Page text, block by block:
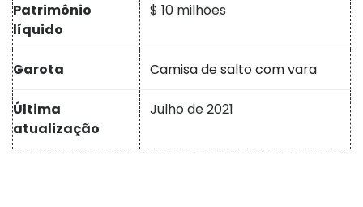
Patrimônio
líquido
$ 10 milhões
Garota Camisa de salto com vara
Última
atualização
Julho de 2021